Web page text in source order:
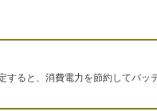
すると、消費電力を節約してバッ